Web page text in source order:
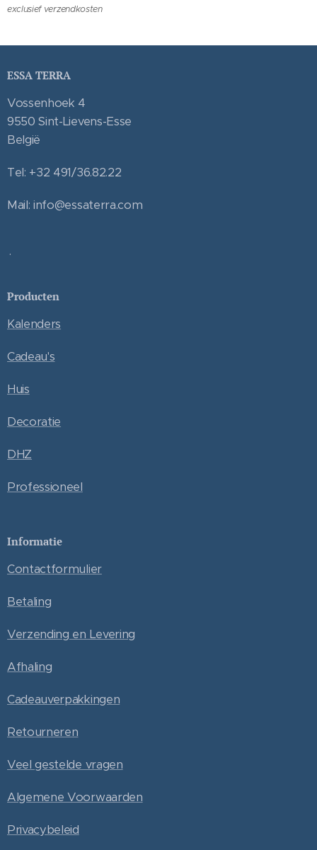
exclusief verzendkosten
ESSA TERRA
Vossenhoek 4
9550 Sint-Lievens-Esse
België
Tel: +32 491/36.82.22
Mail: info@essaterra.com
.
Producten
Kalenders
Cadeau's
Huis
Decoratie
DHZ
Professioneel
Informatie
Contactformulier
Betaling
Verzending en Levering
Afhaling
Cadeauverpakkingen
Retourneren
Veel gestelde vragen
Algemene Voorwaarden
Privacybeleid